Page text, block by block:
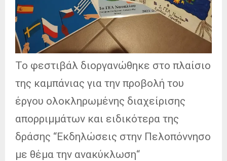
Το φεστιβάλ διοργανώθηκε στο πλαίσιο
της καμπάνιας για την προβολή του
έργου ολοκληρωμένης διαχείρισης
απορριμμάτων και ειδικότερα της
δράσης “Εκδηλώσεις στην Πελοπόννησο
με θέμα την ανακύκλωση“